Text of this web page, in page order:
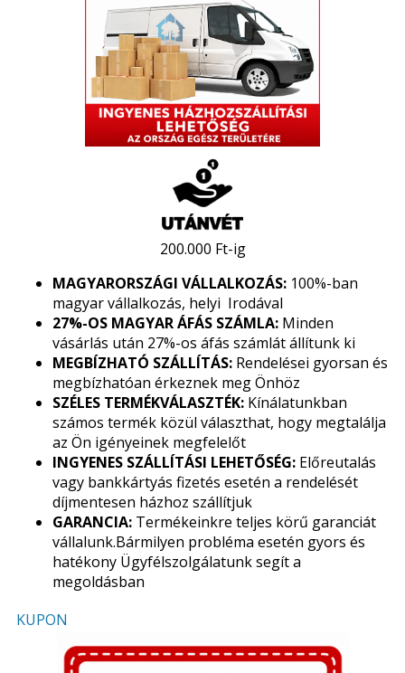
200.000 Ft-ig
MAGYARORSZÁGI VÁLLALKOZÁS: 100%-ban
magyar vállalkozás, helyi Irodával
27%-OS MAGYAR ÁFÁS SZÁMLA: Minden
vásárlás után 27%-os áfás számlát állítunk ki
MEGBÍZHATÓ SZÁLLÍTÁS: Rendelései gyorsan és
megbízhatóan érkeznek meg Önhöz
SZÉLES TERMÉKVÁLASZTÉK: Kínálatunkban
számos termék közül választhat, hogy megtalálja
az Ön igényeinek megfelelőt
INGYENES SZÁLLÍTÁSI LEHETŐSÉG: Előreutalás
vagy bankkártyás fizetés esetén a rendelését
díjmentesen házhoz szállítjuk
GARANCIA: Termékeinkre teljes körű garanciát
vállalunk.Bármilyen probléma esetén gyors és
hatékony Ügyfélszolgálatunk segít a
megoldásban
KUPON